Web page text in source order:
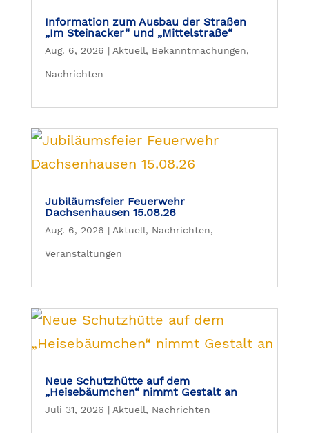
Information zum Ausbau der Straßen
„Im Steinacker“ und „Mittelstraße“
Aug. 6, 2026 | Aktuell, Bekanntmachungen,
Nachrichten
Jubiläumsfeier Feuerwehr
Dachsenhausen 15.08.26
Aug. 6, 2026 | Aktuell, Nachrichten,
Veranstaltungen
Neue Schutzhütte auf dem
„Heisebäumchen“ nimmt Gestalt an
Juli 31, 2026 | Aktuell, Nachrichten